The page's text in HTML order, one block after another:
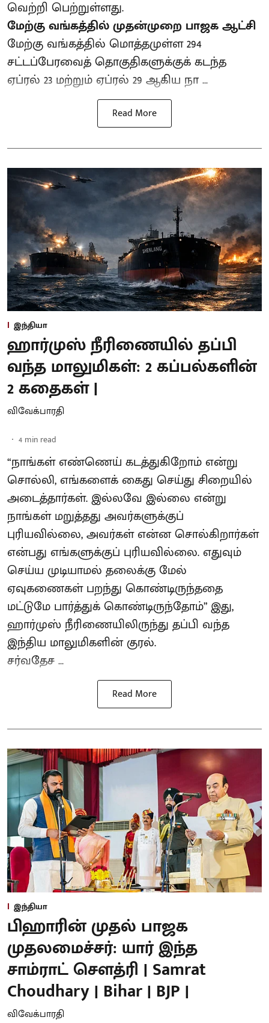
வெற்றி பெற்றுள்ளது.
மேற்கு வங்கத்தில் முதன்முறை பாஜக ஆட்சி
மேற்கு வங்கத்தில் மொத்தமுள்ள 294
சட்டப்பேரவைத் தொகுதிகளுக்குக் கடந்த
ஏப்ரல் 23 மற்றும் ஏப்ரல் 29 ஆகிய நா ...
Read More
இந்தியா
ஹார்முஸ் நீரிணையில் தப்பி
வந்த மாலுமிகள்: 2 கப்பல்களின்
2 கதைகள் |
விவேக்பாரதி
4 min read
“நாங்கள் எண்ணெய் கடத்துகிறோம் என்று
சொல்லி, எங்களைக் கைது செய்து சிறையில்
அடைத்தார்கள். இல்லவே இல்லை என்று
நாங்கள் மறுத்தது அவர்களுக்குப்
புரியவில்லை, அவர்கள் என்ன சொல்கிறார்கள்
என்பது எங்களுக்குப் புரியவில்லை. எதுவும்
செய்ய முடியாமல் தலைக்கு மேல்
ஏவுகணைகள் பறந்து கொண்டிருந்ததை
மட்டுமே பார்த்துக் கொண்டிருந்தோம்” இது,
ஹார்முஸ் நீரிணையிலிருந்து தப்பி வந்த
இந்திய மாலுமிகளின் குரல்.
சர்வதேச ...
Read More
இந்தியா
பிஹாரின் முதல் பாஜக
முதலமைச்சர்: யார் இந்த
சாம்ராட் சௌத்ரி | Samrat
Choudhary | Bihar | BJP |
விவேக்பாரதி